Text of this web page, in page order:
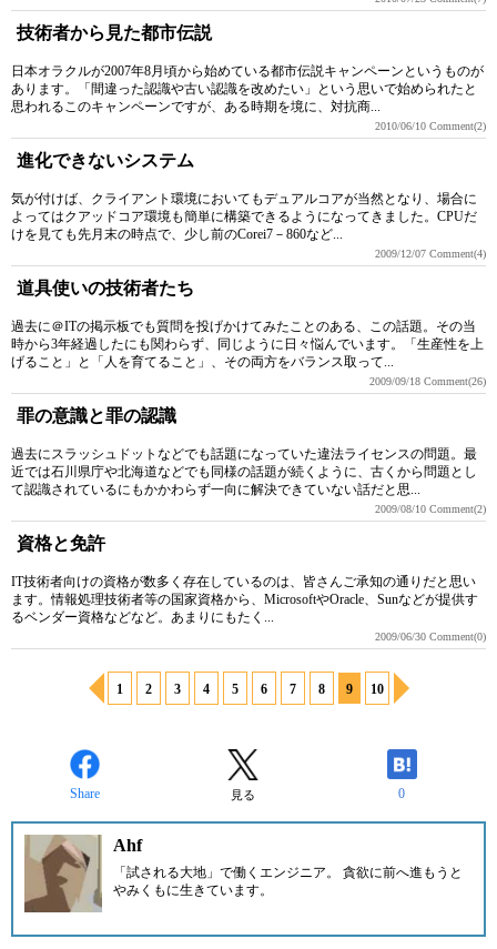
技術者から見た都市伝説
日本オラクルが2007年8月頃から始めている都市伝説キャンペーンというものが
あります。「間違った認識や古い認識を改めたい」という思いで始められたと
思われるこのキャンペーンですが、ある時期を境に、対抗商...
2010/06/10 Comment(2)
進化できないシステム
気が付けば、クライアント環境においてもデュアルコアが当然となり、場合に
よってはクアッドコア環境も簡単に構築できるようになってきました。CPUだ
けを見ても先月末の時点で、少し前のCorei7－860など...
2009/12/07 Comment(4)
道具使いの技術者たち
過去に＠ITの掲示板でも質問を投げかけてみたことのある、この話題。その当
時から3年経過したにも関わらず、同じように日々悩んでいます。「生産性を上
げること」と「人を育てること」、その両方をバランス取って...
2009/09/18 Comment(26)
罪の意識と罪の認識
過去にスラッシュドットなどでも話題になっていた違法ライセンスの問題。最
近では石川県庁や北海道などでも同様の話題が続くように、古くから問題とし
て認識されているにもかかわらず一向に解決できていない話だと思...
2009/08/10 Comment(2)
資格と免許
IT技術者向けの資格が数多く存在しているのは、皆さんご承知の通りだと思い
ます。情報処理技術者等の国家資格から、MicrosoftやOracle、Sunなどが提供す
るベンダー資格などなど。あまりにもたく...
2009/06/30 Comment(0)
1 2 3 4 5 6 7 8 9 10
Share 見る 0
Ahf
「試される大地」で働くエンジニア。 貪欲に前へ進もうと
やみくもに生きています。